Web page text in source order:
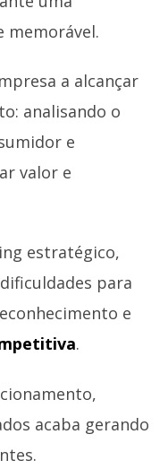
memorável.
a alcançar
analisando o
e
valor e
estratégico,
para
e
.
acaba gerando